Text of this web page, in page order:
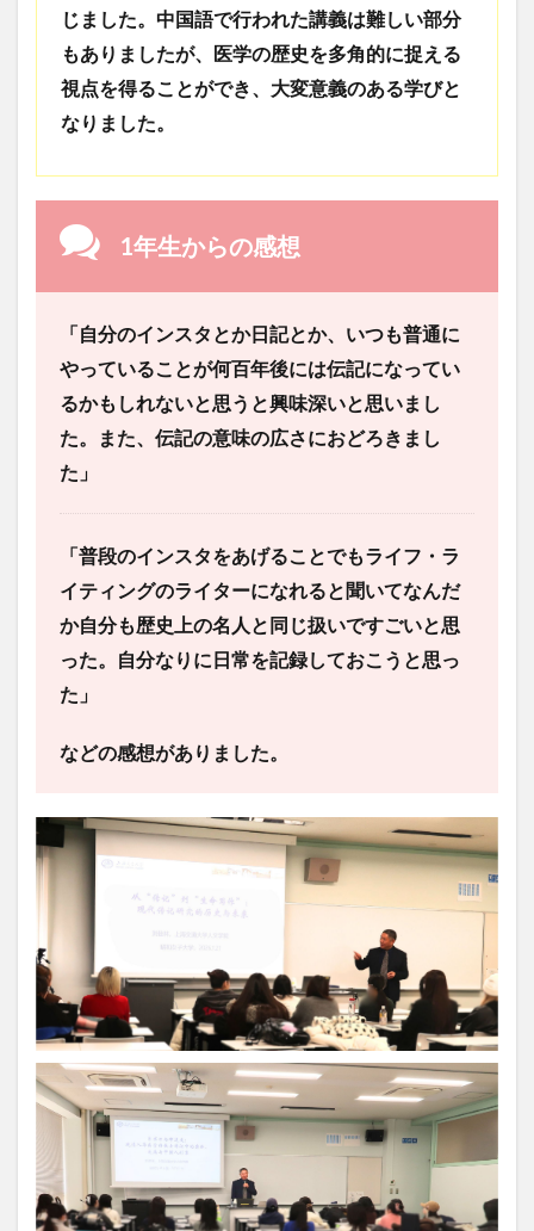
じました。中国語で行われた講義は難しい部分
もありましたが、医学の歴史を多角的に捉える
視点を得ることができ、大変意義のある学びと
なりました。
1年生からの感想
「自分のインスタとか日記とか、いつも普通に
やっていることが何百年後には伝記になってい
るかもしれないと思うと興味深いと思いまし
た。また、伝記の意味の広さにおどろきまし
た」
「普段のインスタをあげることでもライフ・ラ
イティングのライターになれると聞いてなんだ
か自分も歴史上の名人と同じ扱いですごいと思
った。自分なりに日常を記録しておこうと思っ
た」
などの感想がありました。
文化体験
日中韓プログラム
日本
昭和ボストン
昭和ボストン・University留学
昭和女子大学
昭和女子大学国際学部
昭和女子大学国際学部国際学科
淑明女子大学校留学
特別講座
特別講演
特別講義
現地レポート
箱根湯本
華東師範大学
華東師範大学留学
西江大学校
西江大学校留学
言語交流会
話してみよう韓国語
語学堂
誠信女子大学校
検索